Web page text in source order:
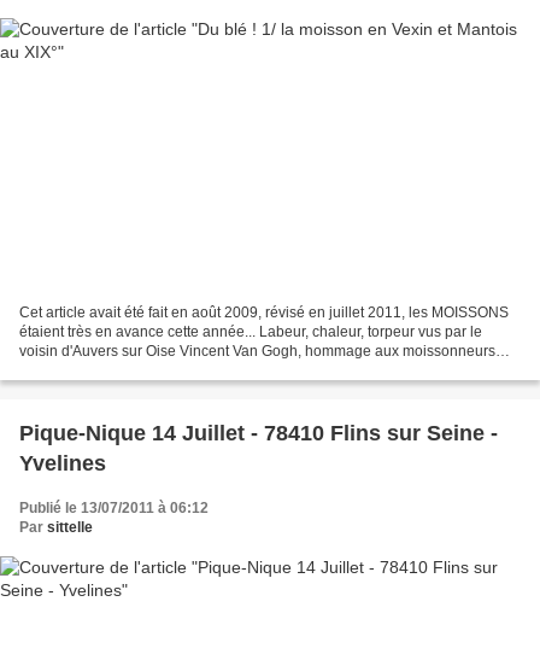
Cet article avait été fait en août 2009, révisé en juillet 2011, les MOISSONS
étaient très en avance cette année... Labeur, chaleur, torpeur vus par le
voisin d'Auvers sur Oise Vincent Van Gogh, hommage aux moissonneurs
Pique-Nique 14 Juillet - 78410 Flins sur Seine -
Yvelines
Publié le 13/07/2011 à 06:12
Par sittelle